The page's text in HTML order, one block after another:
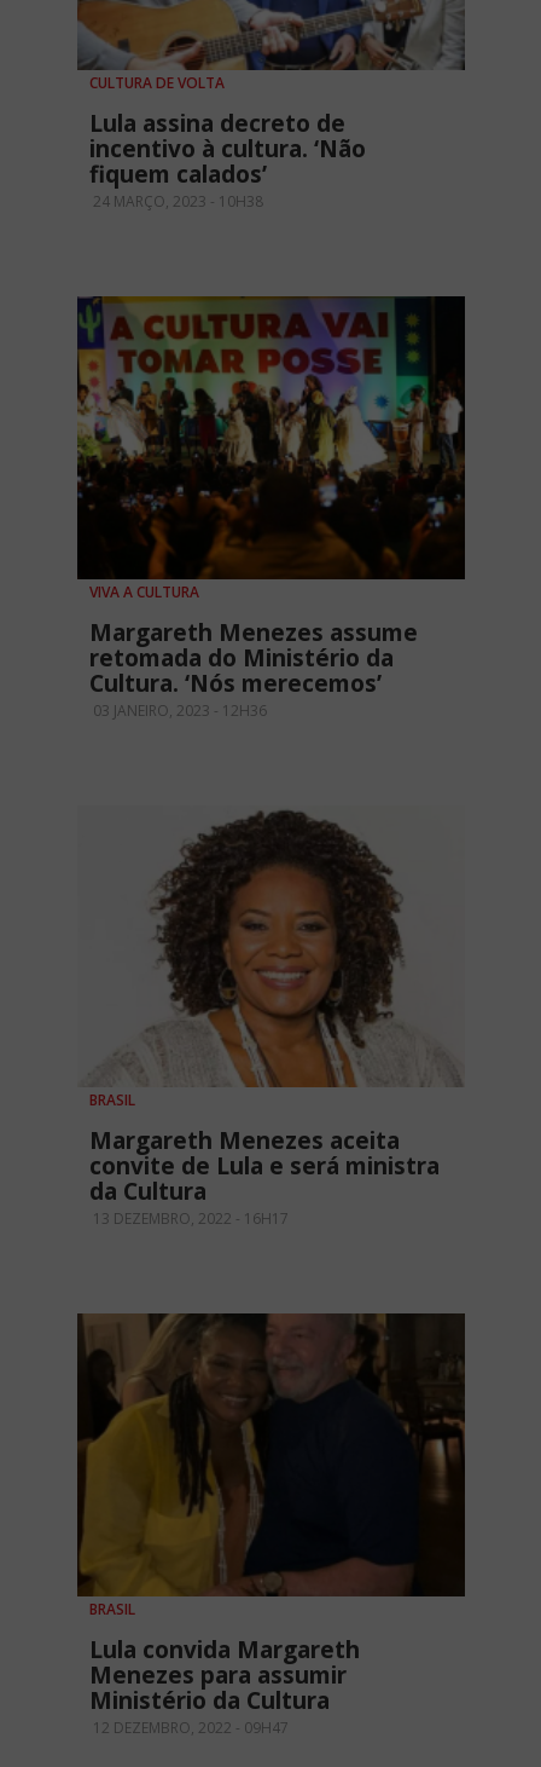
CULTURA DE VOLTA
Lula assina decreto de
incentivo à cultura. ‘Não
fiquem calados’
24 MARÇO, 2023 - 10H38
VIVA A CULTURA
Margareth Menezes assume
retomada do Ministério da
Cultura. ‘Nós merecemos’
03 JANEIRO, 2023 - 12H36
BRASIL
Margareth Menezes aceita
convite de Lula e será ministra
da Cultura
13 DEZEMBRO, 2022 - 16H17
BRASIL
Lula convida Margareth
Menezes para assumir
Ministério da Cultura
12 DEZEMBRO, 2022 - 09H47